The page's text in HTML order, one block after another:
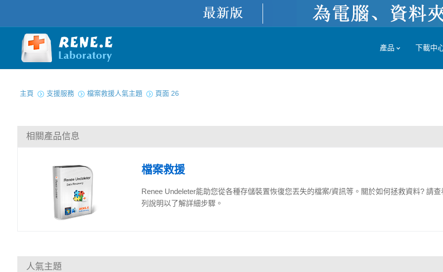
產品 下載中
主頁 支援服務 檔案救援人氣主題 頁面 26
相關產品信息
檔案救援
Renee Undeleter能助您從各種存儲裝置恢復您丟失的檔案/資訊等。關於如何拯救資料? 請查
列說明以了解詳細步驟。
人氣主題